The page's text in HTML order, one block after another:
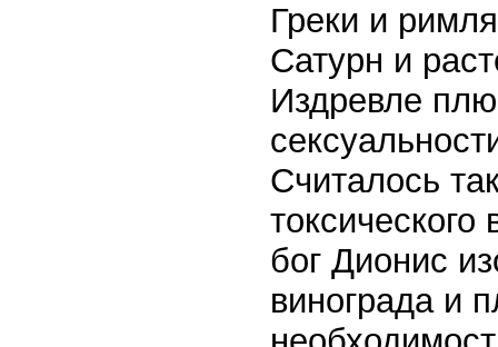
Греки и
Сатурн и
Издревле
Считалось
бог Дионис
винограда и